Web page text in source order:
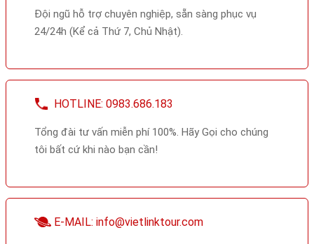
LIÊN HỆ
HỖ TRỢ
Đội ngũ hỗ trợ chuyên nghiệp, sẵn sàng phục vụ
24/24h (Kể cả Thứ 7, Chủ Nhật).
HOTLINE: 0983.686.183
Tổng đài tư vấn miễn phí 100%. Hãy Gọi cho chúng
tôi bất cứ khi nào bạn cần!